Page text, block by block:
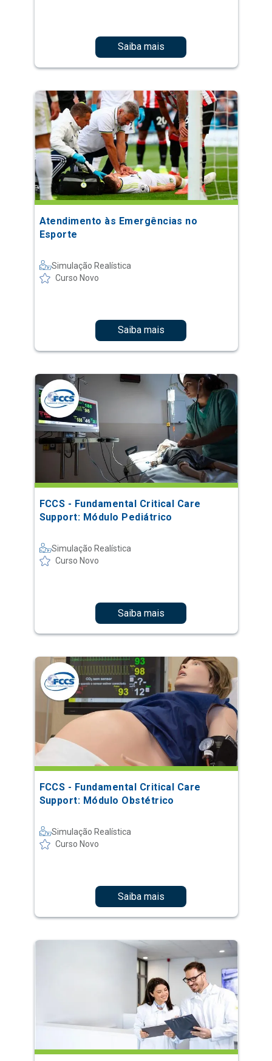
Saiba mais
Atendimento às Emergências no
Esporte
Simulação Realística
Curso Novo
Saiba mais
FCCS - Fundamental Critical Care
Support: Módulo Pediátrico
Simulação Realística
Curso Novo
Saiba mais
FCCS - Fundamental Critical Care
Support: Módulo Obstétrico
Simulação Realística
Curso Novo
Saiba mais